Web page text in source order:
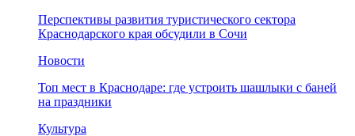
Перспективы развития туристического сектора
Краснодарского края обсудили в Сочи
Новости
Топ мест в Краснодаре: где устроить шашлыки с баней
на праздники
Культура